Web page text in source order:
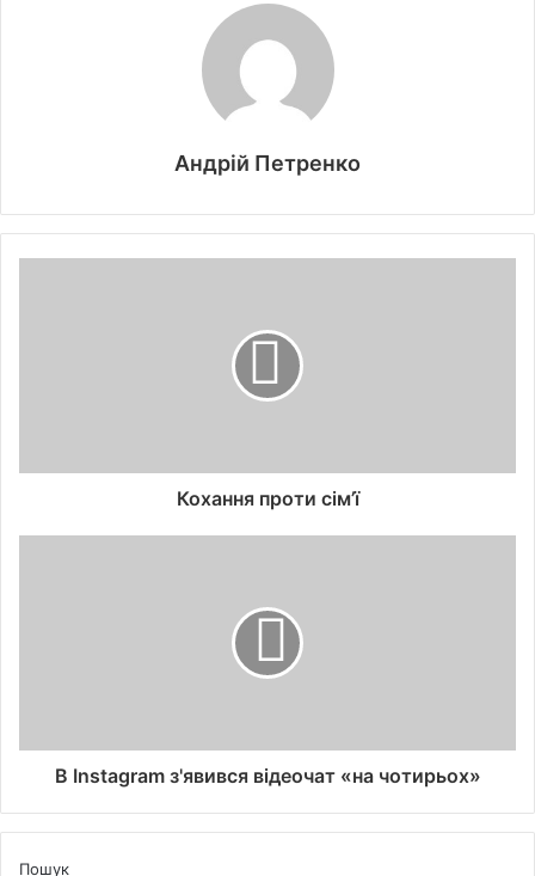
Андрій Петренко
Кохання проти сім’ї
В Instagram з'явився відеочат «на чотирьох»
Пошук